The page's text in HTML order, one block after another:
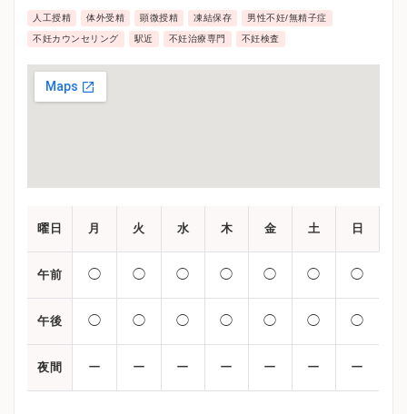
人工授精 体外受精 顕微授精 凍結保存 男性不妊/無精子症
不妊カウンセリング 駅近 不妊治療専門 不妊検査
曜日 月 火 水 木 金 土 日
午前 ◯ ◯ ◯ ◯ ◯ ◯ ◯
午後 ◯ ◯ ◯ ◯ ◯ ◯ ◯
夜間 ー ー ー ー ー ー ー